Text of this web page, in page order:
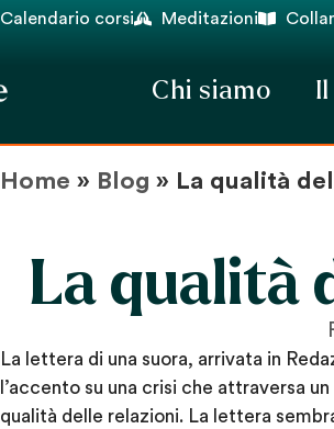
Calendario corsi Meditazioni
Chi siamo
Home » Blog » La qualità
La qualità
La lettera di una suora, arrivata in
l’accento su una crisi che attraversa
qualità delle relazioni. La lettera